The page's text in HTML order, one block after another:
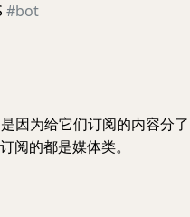
#bot
因为给它们订阅的内容分了
的都是媒体类。